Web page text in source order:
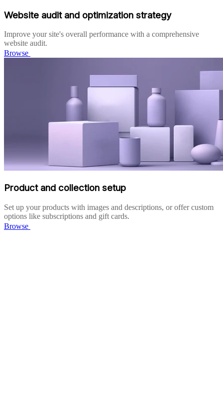
Website audit and optimization strategy
Improve your site's overall performance with a comprehensive
website audit.
Browse
Product and collection setup
Set up your products with images and descriptions, or offer custom
options like subscriptions and gift cards.
Browse